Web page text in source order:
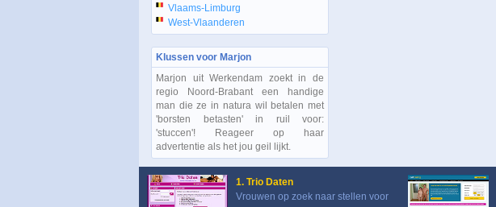
Vlaams-Limburg
West-Vlaanderen
Klussen voor Marjon
Marjon uit Werkendam zoekt in de
regio Noord-Brabant een handige
man die ze in natura wil betalen met
'borsten betasten' in ruil voor:
'stuccen'! Reageer op haar
advertentie als het jou geil lijkt.
1. Trio Daten
Vrouwen op zoek naar stellen voor